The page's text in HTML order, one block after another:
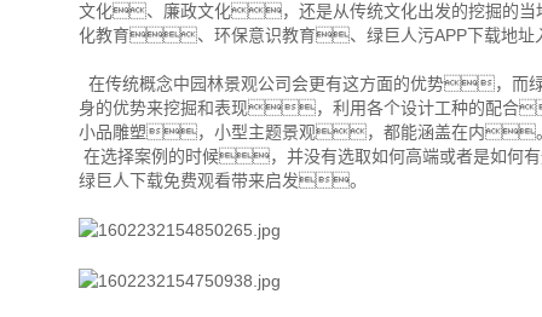
文化、廉政文化，还是从传统文化出发的挖掘
化教育、环保意识教育、绿巨人污APP下载地
在传统概念中园林景观公司会更有这方面的优势，而
身的优势来挖掘和表现，利用各个设计工种的配
小品雕塑，小型主题景观，都能涵盖在内
在选择案例的时候，并没有选取如何高端或者是如
绿巨人下载免费观看带来启发。